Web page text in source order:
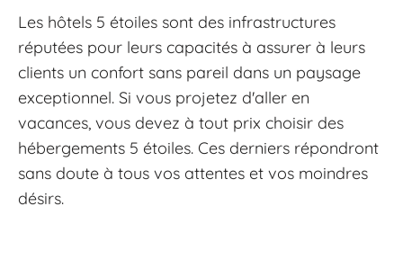
Les hôtels 5 étoiles sont des infrastructures
réputées pour leurs capacités à assurer à leurs
clients un confort sans pareil dans un paysage
exceptionnel. Si vous projetez d'aller en
vacances, vous devez à tout prix choisir des
hébergements 5 étoiles. Ces derniers répondront
sans doute à tous vos attentes et vos moindres
désirs.